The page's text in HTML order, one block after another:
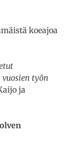
koeajoa
työn
ja